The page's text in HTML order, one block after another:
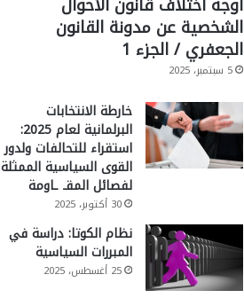
الشخصية عن مدونة القانون
الجعفري / الجزء 1
5 سبتمبر، 2025
خارطة الانتخابات
البرلمانية لعام 2025:
استقراء للتحالفات ولدور
القوى السياسية الممثلة
لفصائل المقـ ـاومة
30 أكتوبر، 2025
نظام الكوتا: دراسة في
المبررات السياسية
25 أغسطس، 2025